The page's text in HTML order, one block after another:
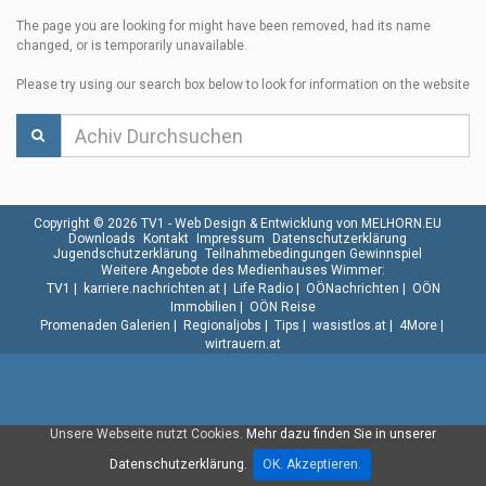
The page you are looking for might have been removed, had its name
changed, or is temporarily unavailable.
Please try using our search box below to look for information on the website
Unsere Webseite nutzt Cookies. Mehr dazu finden Sie in unserer
Datenschutzerklärung.
OK. Akzeptieren.
Copyright © 2026 TV1 - Web Design & Entwicklung von MELHORN.EU
Downloads
Kontakt Impressum
Datenschutzerklärung
Jugendschutzerklärung Teilnahmebedingungen Gewinnspiel
Weitere Angebote des Medienhauses Wimmer:
TV1
karriere.nachrichten.at| Life Radio| OÖNachrichten
OÖN
Immobilien
OÖN Reise
Promenaden Galerien
Regionaljobs Tips wasistlos.at| 4More|
wirtrauern.at